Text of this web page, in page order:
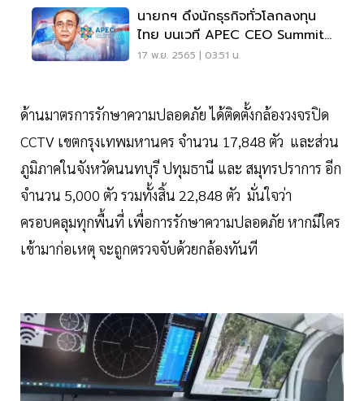
นายกฯ ดึงนักธุรกิจทั่วโลกลงทุน
ไทย บนเวที APEC CEO Summit
2022
17 พ.ย. 2565 | 03:51 น.
ด้านมาตรการรักษาความปลอดภัย ได้ติดตั้งกล้องวงจรปิด
CCTV เขตกรุงเทพมหานคร จำนวน 17,848 ตัว และส่วน
ภูมิภาคในจังหวัดนนทบุรี ปทุมธานี และ สมุทรปราการ อีก
จำนวน 5,000 ตัว รวมทั้งสิ้น 22,848 ตัว มั่นใจว่า
ครอบคลุมทุกพื้นที่ เพื่อการรักษาความปลอดภัย หากมีใคร
เข้ามาก่อเหตุ จะถูกตรวจจับด้วยกล้องทันที